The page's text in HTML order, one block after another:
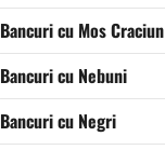
Bancuri cu Mos Craciun
Bancuri cu Nebuni
Bancuri cu Negri